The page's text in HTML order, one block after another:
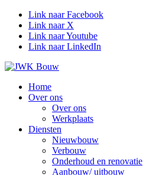
Link naar Facebook
Link naar X
Link naar Youtube
Link naar LinkedIn
Home
Over ons
Over ons
Werkplaats
Diensten
Nieuwbouw
Verbouw
Onderhoud en renovatie
Aanbouw/ uitbouw